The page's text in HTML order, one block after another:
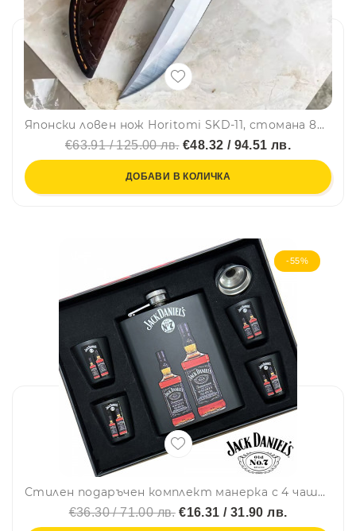
Японски ловен нож Horitomi SKD-11, стомана 8CR13MOV, дръжка абанос, кания
€63.91 / 125.00 лв.€48.32 / 94.51 лв.
ДОБАВИ В КОЛИЧКА
-55%
Стилен подаръчен комплект манерка с 4 чашки и фуния Johnnie Walker Black Label черно – DJH1591
€36.30 / 71.00 лв.€16.31 / 31.90 лв.